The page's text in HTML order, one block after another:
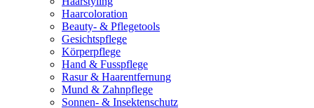
Haarcoloration
Beauty- & Pflegetools
Gesichtspflege
Körperpflege
Hand & Fusspflege
Rasur & Haarentfernung
Mund & Zahnpflege
Sonnen- & Insektenschutz